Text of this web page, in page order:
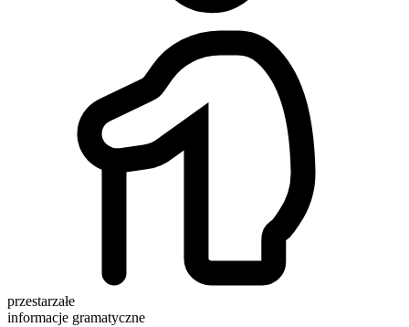
przestarzałe
informacje gramatyczne